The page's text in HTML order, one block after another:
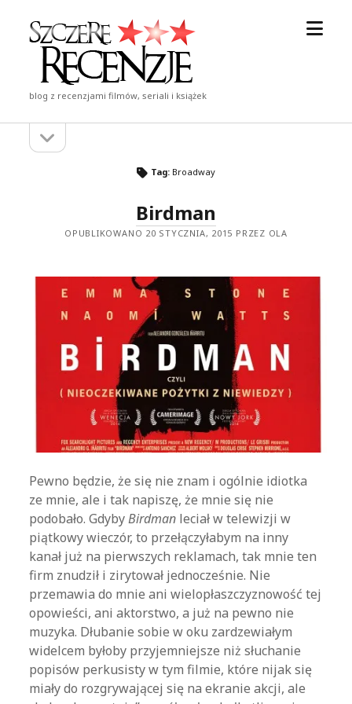
Szczere
Recenzje
blog z recenzjami filmów, seriali i książek
Pasekpasek
Tag: Broadway
Birdman
OPUBLIKOWANO 20 STYCZNIA, 2015 PRZEZ OLA
Pewno będzie, że się nie znam i ogólnie idiotka
ze mnie, ale i tak napiszę, że mnie się nie
podobało. GdybyBirdman leciał w telewizji w
piątkowy wieczór, to przełączyłabym na inny
kanał już na pierwszych reklamach, tak mnie ten
firm znudził i zirytował jednocześnie. Nie
przemawia do mnie ani wielopłaszczyznowość tej
opowieści, ani aktorstwo, a już na pewno nie
muzyka. Dłubanie sobie w oku zardzewiałym
widelcem byłoby przyjemniejsze niż słuchanie
popisów perkusisty w tym filmie, które nijak się
miały do rozgrywającej się na ekranie akcji, ale